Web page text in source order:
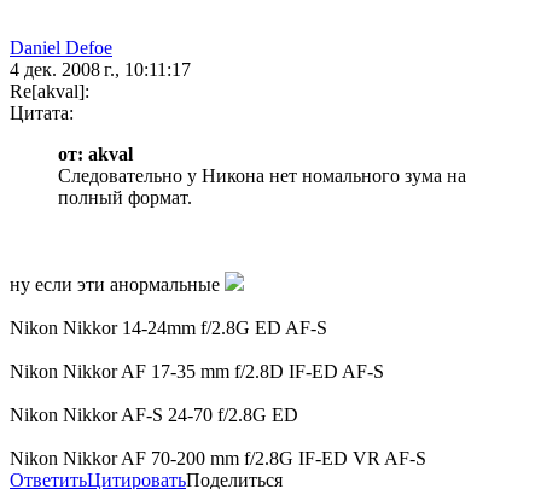
Daniel Defoe
4 дек. 2008 г., 10:11:17
Re[akval]:
Цитата:
от: akval
Следовательно у Никона нет номального зума на
полный формат.
ну если эти анормальные
Nikon Nikkor 14-24mm f/2.8G ED AF-S
Nikon Nikkor AF 17-35 mm f/2.8D IF-ED AF-S
Nikon Nikkor AF-S 24-70 f/2.8G ED
Nikon Nikkor AF 70-200 mm f/2.8G IF-ED VR AF-S
ОтветитьЦитироватьПоделиться